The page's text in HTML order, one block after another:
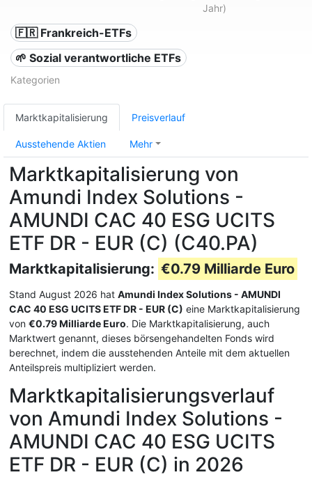
Jahr)
🇫🇷 Frankreich-ETFs
🌱 Sozial verantwortliche ETFs
Kategorien
Marktkapitalisierung Preisverlauf
Ausstehende Aktien Mehr
Marktkapitalisierung von
Amundi Index Solutions -
AMUNDI CAC 40 ESG UCITS
ETF DR - EUR (C) (C40.PA)
Marktkapitalisierung: €0.79 Milliarde Euro
Stand August 2026 hat Amundi Index Solutions - AMUNDI
CAC 40 ESG UCITS ETF DR - EUR (C) eine Marktkapitalisierung
von €0.79 Milliarde Euro. Die Marktkapitalisierung, auch
Marktwert genannt, dieses börsengehandelten Fonds wird
berechnet, indem die ausstehenden Anteile mit dem aktuellen
Anteilspreis multipliziert werden.
Marktkapitalisierungsverlauf
von Amundi Index Solutions -
AMUNDI CAC 40 ESG UCITS
ETF DR - EUR (C) in 2026